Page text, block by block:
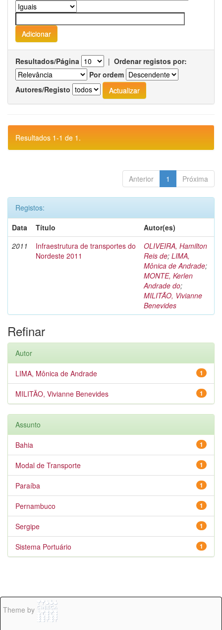
Resultados/Página | Ordenar registos por:
Por ordem
Autores/Registo
Resultados 1-1 de 1.
Anterior 1 Próxima
Registos:
Data
Título
Autor(es)
2011
Infraestrutura de transportes do
Nordeste 2011
OLIVEIRA, Hamilton
Reis de; LIMA,
Mônica de Andrade;
MONTE, Kerlen
Andrade do;
MILITÃO, Vivianne
Benevides
Refinar
Autor
1
LIMA, Mônica de Andrade
1
MILITÃO, Vivianne Benevides
Assunto
1
Bahia
1
Modal de Transporte
1
Paraíba
1
Pernambuco
1
Sergipe
1
Sistema Portuário
Theme by